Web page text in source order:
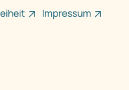
Impressum